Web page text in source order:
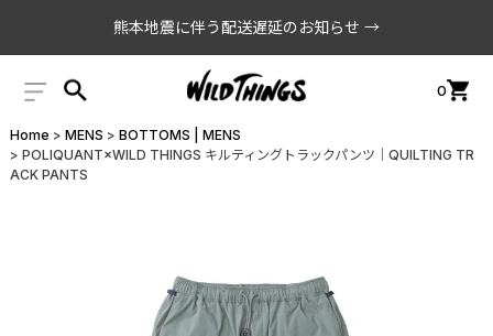
熊本地震に伴う配送遅延のお知らせ →
0
Home MENS
BOTTOMS | MENS
POLIQUANT×WILD THINGS キルティングトラックパンツ│QUILTING TR
ACK PANTS